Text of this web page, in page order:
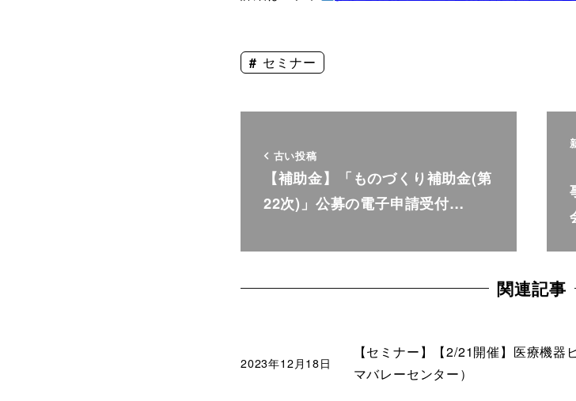
セミナー
古い投稿
【補助金】「ものづくり補助金(第
22次)」公募の電子申請受付…
関連記事
【セミナー】【2/21開催】医療機
マバレーセンター）
2023年12月18日